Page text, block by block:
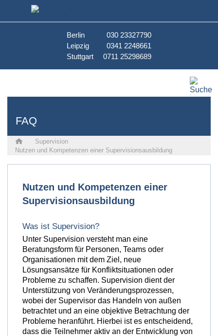
Berlin
030 23327790
Leipzig
0341 2248661
Stuttgart
0711 25298689
FAQ
Supervision
Nutzen und Kompetenzen einer Supervisionsausbildung
Nutzen und Kompetenzen einer
Supervisionsausbildung
Was ist Supervision?
Unter Supervision versteht man eine
Beratungsform für Personen, Teams oder
Organisationen mit dem Ziel, neue
Lösungsansätze für Konfliktsituationen oder
Probleme zu schaffen. Supervision dient der
Unterstützung von Veränderungsprozessen,
wobei der Supervisor das Handeln von außen
betrachtet und an eine objektive Betrachtung der
Probleme heranführt. Hierbei ist es entscheidend,
dass die Teilnehmer aktiv an der Entwicklung von